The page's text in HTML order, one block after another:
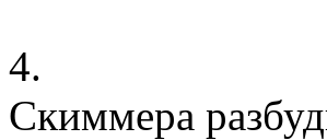
4.
Скиммера